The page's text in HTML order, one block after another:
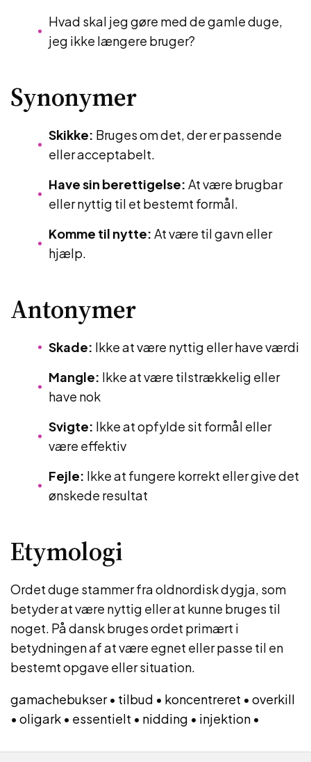
Hvad skal jeg gøre med de gamle duge,
jeg ikke længere bruger?
Synonymer
Skikke: Bruges om det, der er passende
eller acceptabelt.
Have sin berettigelse: At være brugbar
eller nyttig til et bestemt formål.
Komme til nytte: At være til gavn eller
hjælp.
Antonymer
Skade: Ikke at være nyttig eller have værdi
Mangle: Ikke at være tilstrækkelig eller
have nok
Svigte: Ikke at opfylde sit formål eller
være effektiv
Fejle: Ikke at fungere korrekt eller give det
ønskede resultat
Etymologi
Ordet duge stammer fra oldnordisk dygja, som
betyder at være nyttig eller at kunne bruges til
noget. På dansk bruges ordet primært i
betydningen af at være egnet eller passe til en
bestemt opgave eller situation.
gamachebukser• tilbud • koncentreret • overkill
• oligark • essentielt • nidding • injektion •